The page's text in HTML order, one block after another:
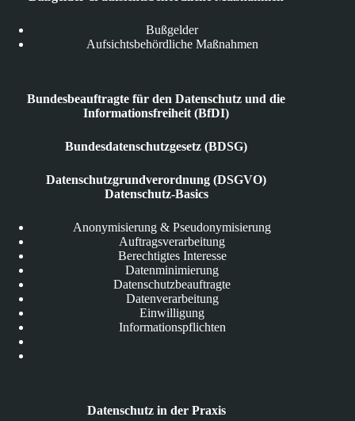
Bußgelder
Aufsichtsbehördliche Maßnahmen
Bundesbeauftragte für den Datenschutz und die
Informationsfreiheit (BfDI)
Bundesdatenschutzgesetz (BDSG)
Datenschutzgrundverordnung (DSGVO)
Datenschutz-Basics
Anonymisierung & Pseudonymisierung
Auftragsverarbeitung
Berechtigtes Interesse
Datenminimierung
Datenschutzbeauftragte
Datenverarbeitung
Einwilligung
Informationspflichten
Datenschutz in der Praxis